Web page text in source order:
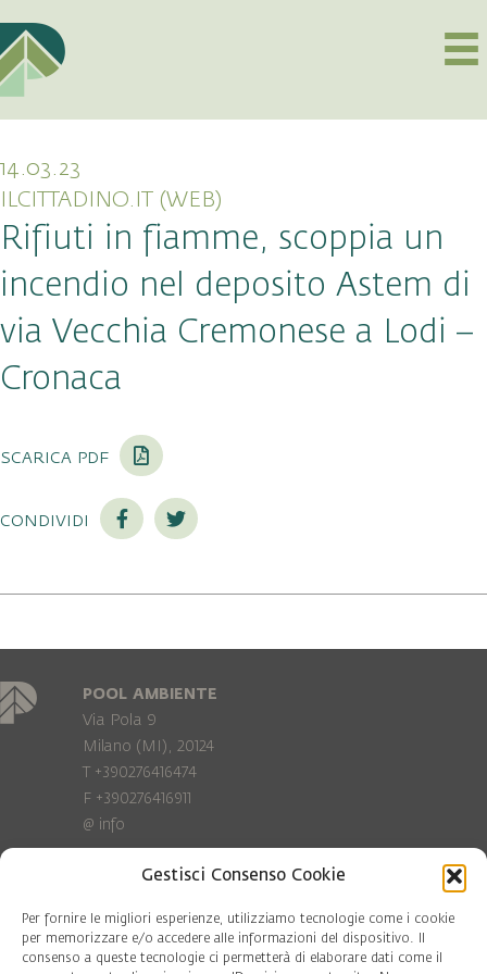
Gestisci Consenso Cookie
Per fornire le migliori esperienze, utilizziamo tecnologie come i cookie
per memorizzare e/o accedere alle informazioni del dispositivo. Il
consenso a queste tecnologie ci permetterà di elaborare dati come il
14.03.23
ILCITTADINO.IT (WEB)
Rifiuti in fiamme, scoppia un
incendio nel deposito Astem di
via Vecchia Cremonese a Lodi –
Cronaca
scarica pdf
condividi
POOL AMBIENTE
Via Pola 9
Milano (MI), 20124
T +390276416474
F +390276416911
@ info
Privacy Policy
Cookie policy
COD. FISC. 97081560159